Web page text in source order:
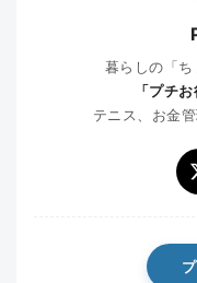
暮らしの「
「プチ
テニス、お金